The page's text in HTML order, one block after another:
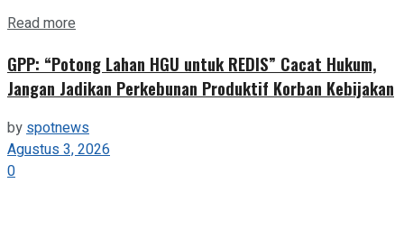
Read more
GPP: “Potong Lahan HGU untuk REDIS” Cacat Hukum,
Jangan Jadikan Perkebunan Produktif Korban Kebijakan
byspotnews
Agustus 3, 2026
0